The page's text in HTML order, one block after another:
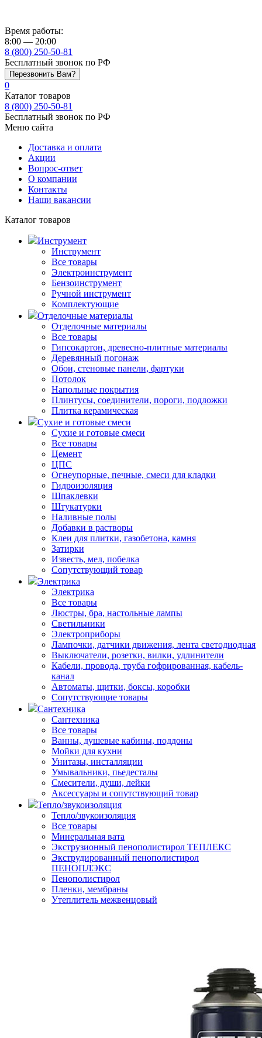
Время работы:
8:00 — 20:00
8 (800) 250-50-81
Бесплатный звонок по РФ
Перезвонить Вам?
0
Каталог товаров
8 (800) 250-50-81
Бесплатный звонок по РФ
Меню сайта
Доставка и оплата
Акции
Вопрос-ответ
О компании
Контакты
Наши вакансии
Каталог товаров
Инструмент
Инструмент
Все товары
Электроинструмент
Бензоинструмент
Ручной инструмент
Комплектующие
Отделочные материалы
Отделочные материалы
Все товары
Гипсокартон, древесно-плитные материалы
Деревянный погонаж
Обои, стеновые панели, фартуки
Потолок
Напольные покрытия
Плинтусы, соединители, пороги, подложки
Плитка керамическая
Сухие и готовые смеси
Сухие и готовые смеси
Все товары
Цемент
ЦПС
Огнеупорные, печные, смеси для кладки
Гидроизоляция
Шпаклевки
Штукатурки
Наливные полы
Добавки в растворы
Клеи для плитки, газобетона, камня
Затирки
Известь, мел, побелка
Сопутствующий товар
Электрика
Электрика
Все товары
Люстры, бра, настольные лампы
Светильники
Электроприборы
Лампочки, датчики движения, лента светодиодная
Выключатели, розетки, вилки, удлинители
Кабели, провода, труба гофрированная, кабель-
канал
Автоматы, щитки, боксы, коробки
Сопутствующие товары
Сантехника
Сантехника
Все товары
Ванны, душевые кабины, поддоны
Мойки для кухни
Унитазы, инсталляции
Умывальники, пьедесталы
Смесители, души, лейки
Аксессуары и сопутствующий товар
Тепло/звукоизоляция
Тепло/звукоизоляция
Все товары
Минеральная вата
Экструзионный пенополистирол ТЕПЛЕКС
Экструдированный пенополистирол
ПЕНОПЛЭКС
Пенополистирол
Пленки, мембраны
Утеплитель межвенцовый